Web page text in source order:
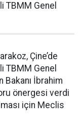
TBMM Genel
Çine’de
TBMM Genel
Bakanı İbrahim
önergesi verdi
için Meclis